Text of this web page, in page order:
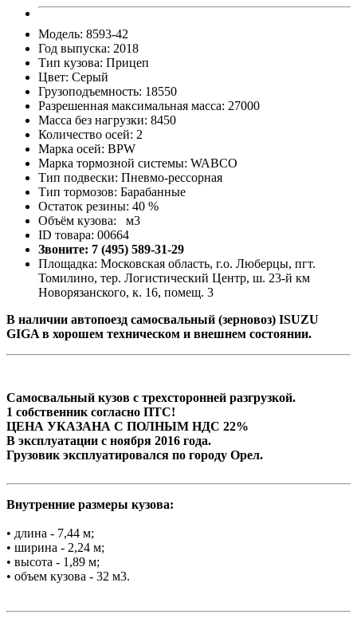
Модель: 8593-42
Год выпуска: 2018
Тип кузова: Прицеп
Цвет: Серый
Грузоподъемность: 18550
Разрешенная максимальная масса: 27000
Масса без нагрузки: 8450
Количество осей: 2
Марка осей: BPW
Марка тормозной системы: WABCO
Тип подвески: Пневмо-рессорная
Тип тормозов: Барабанные
Остаток резины: 40 %
Объём кузова: м3
ID товара: 00664
Звоните: 7 (495) 589-31-29
Площадка: Московская область, г.о. Люберцы, пгт.
Томилино, тер. Логистический Центр, ш. 23-й км
Новорязанского, к. 16, помещ. 3
В наличии автопоезд самосвальный (зерновоз) ISUZU
GIGA в хорошем техническом и внешнем состоянии.
Самосвальный кузов с трехсторонней разгрузкой.
1 собственник согласно ПТС!
ЦЕНА УКАЗАНА С ПОЛНЫМ НДС 22%
В эксплуатации с ноября 2016 года.
Грузовик эксплуатировался по городу Орел.
Внутренние размеры кузова:
• длина - 7,44 м;
• ширина - 2,24 м;
• высота - 1,89 м;
• объем кузова - 32 м3.